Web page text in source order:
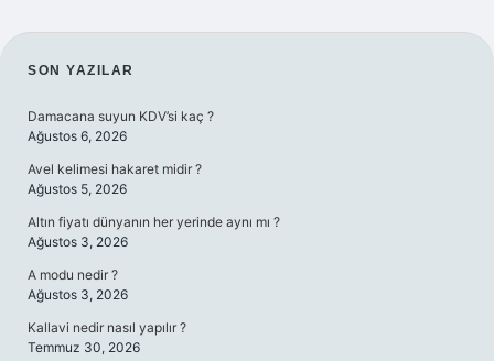
SIDEBAR
SON YAZILAR
Damacana suyun KDV’si kaç ?
Ağustos 6, 2026
Avel kelimesi hakaret midir ?
Ağustos 5, 2026
Altın fiyatı dünyanın her yerinde aynı mı ?
Ağustos 3, 2026
A modu nedir ?
Ağustos 3, 2026
Kallavi nedir nasıl yapılır ?
Temmuz 30, 2026